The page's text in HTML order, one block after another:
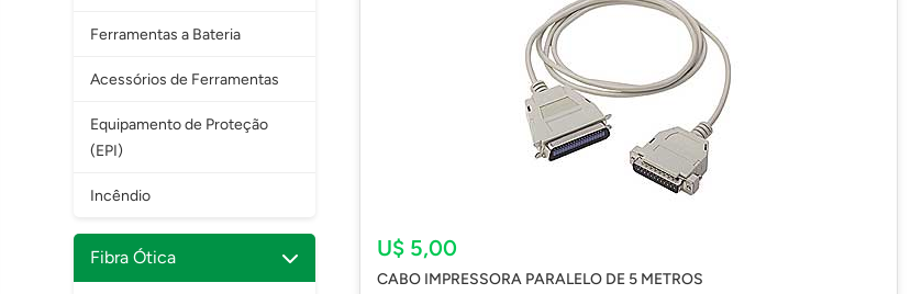
Ferramentas a Bateria
Acessórios de Ferramentas
Equipamento de Proteção
(EPI)
Incêndio
Fibra Ótica U$ 5,00
CABO IMPRESSORA PARALELO DE 5 METROS